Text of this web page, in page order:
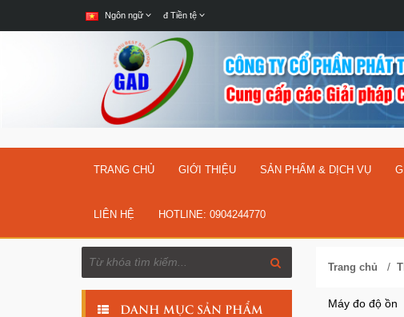
Ngôn ngữ đ Tiền tệ
TRANG CHỦ GIỚI THIỆU SẢN PHẨM & DỊCH VỤ
LIÊN HỆ HOTLINE: 0904244770
DANH MỤC SẢN PHẨM
Trang chủ /
Máy đo độ ồn